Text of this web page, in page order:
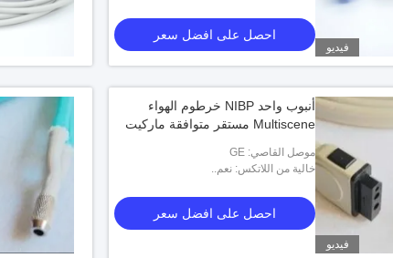
فيديو
احصل على افضل سعر
فيديو
أنبوب واحد NIBP خرطوم الهواء
Multiscene مستقر متوافقة ماركيت
موصل القاصي: GE
خالية من اللاتكس: نعم..
احصل على افضل سعر